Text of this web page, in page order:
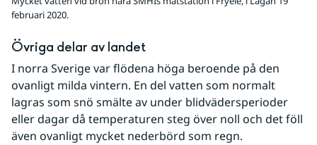
februari 2020.
Övriga delar av landet
I norra Sverige var flödena höga beroende på den
ovanligt milda vintern. En del vatten som normalt
lagras som snö smälte av under blidvädersperioder
eller dagar då temperaturen steg över noll och det föll
även ovanligt mycket nederbörd som regn.